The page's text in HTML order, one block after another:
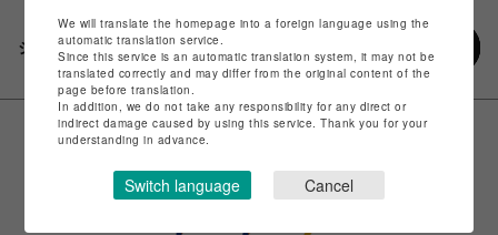
シェアする
We will translate the homepage into a foreign language using the
automatic translation service.
Since this service is an automatic translation system, it may not be
translated correctly and may differ from the original content of the
page before translation.
In addition, we do not take any responsibility for any direct or
indirect damage caused by using this service. Thank you for your
understanding in advance.
Switch language Cancel